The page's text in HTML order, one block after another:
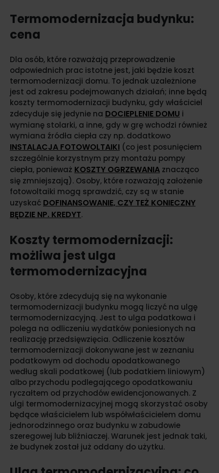
Termomodernizacja budynku:
cena
Dla osób, które rozważają przeprowadzenie
odpowiednich prac istotne jest, jaki będzie koszt
termomodernizacji domu. To jednak uzależnione
jest od zakresu podejmowanych działań; inne będą
koszty termomodernizacji budynku, gdy właściciel
zdecyduje się jedynie na DOCIEPLENIE DOMU i
wymianę stolarki, a inne, gdy w grę wchodzi również
wymiana źródła ciepła czy np. dodatkowo
INSTALACJA FOTOWOLTAIKI (co jest posunięciem
szczególnie korzystnym przy montażu pompy
ciepła, ponieważ KOSZTY OGRZEWANIA znacząco
się zmniejszają). Osoby, które rozważają założenie
fotowoltaiki mogą sprawdzić, czy są w stanie
uzyskać DOFINANSOWANIE, CZY TEŻ KONIECZNY
BĘDZIE NP. KREDYT.
Koszty termomodernizacji:
możliwa jest ulga
termomodernizacyjna
Osoby, które zdecydują się na wykonanie
termomodernizacji budynku mogą liczyć na ulgę
termomodernizacyjną. Jest to ulga podatkowa i
polega na odliczeniu wydatków poniesionych na
realizację przedsięwzięcia. Odliczenie kosztów
termomodernizacji dokonywane jest w zeznaniu
podatkowym od dochodu opodatkowanego
według skali podatkowej (lub podatkiem liniowym)
albo przychodu podlegającego opodatkowaniu
ryczałtem od przychodów ewidencjonowanych. Z
ulgi termomodernizacyjnej mogą skorzystać osoby
będące właścicielem lub współwłaścicielem domu
jednorodzinnego oraz budynku w zabudowie
szeregowej lub bliźniaczej. Warunek jest jednak taki,
że budynek został już oddany do użytku.